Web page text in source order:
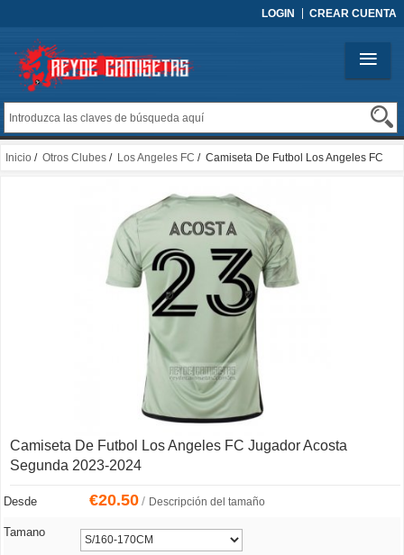
LOGIN CREAR CUENTA
Inicio / Otros Clubes / Los Angeles FC / Camiseta De Futbol Los Angeles FC
Camiseta De Futbol Los Angeles FC Jugador Acosta
Segunda 2023-2024
Desde €20.50/ Descripción del tamaño
Tamano